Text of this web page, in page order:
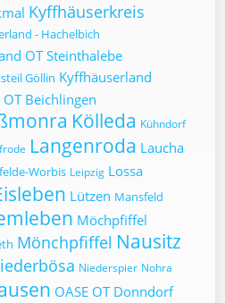
Kyffhäuserkreis
- Hachelbich
OT Steinthalebe
Göllin Kyffhäuserland
Beichlingen
Kölleda Kühndorf
Langenroda Laucha
Worbis Leipzig Lossa
Lützen Mansfeld
Möchpfiffel
Mönchpfiffel Nausitz
Niederspier Nohra
OASE OT Donndorf